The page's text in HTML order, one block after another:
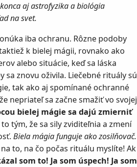
aj astrofyzika a biológia
na svet.
iba ochranu. Rôzne podoby
k bielej mágii, rovnako ako
alebo situácie, keď sa láska
sa znovu oživila. Liečebné rituály sú
tak ako aj spomínané ochranné
nepriateľ sa začne smažiť vo svojej
bielej mágie sa dajú zmierniť
to tým, že sa sily zviditeľnia a zmení
Biela mágia funguje ako zosilňovač.
to, na čo počas rituálu myslíte! Ak
som to! Ja som úspech! Ja som